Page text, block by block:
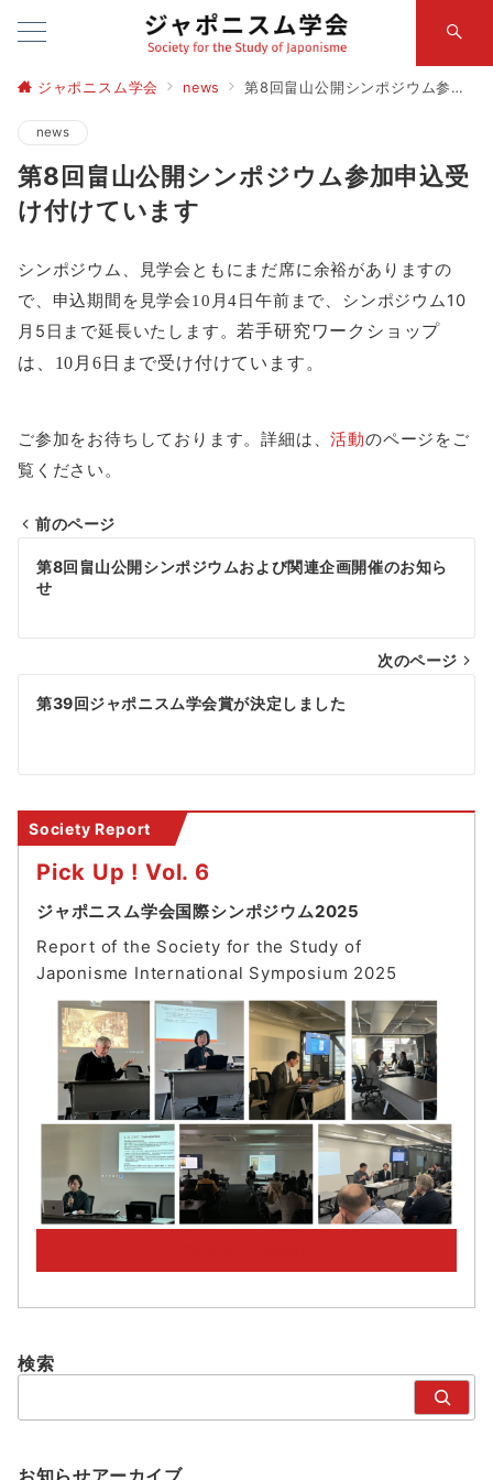
ジャポニスム学会 news 第8回畠山公開シンポジウム参加申込受け付けています
news
第8回畠山公開シンポジウム参加申込受
け付けています
シンポジウム、見学会ともにまだ席に余裕がありますの
で、申込期間を 見学会10 月4 日午前まで、シンポジウム 10
月 5 日まで延長いたします。若手研究ワークショップ
は、10月 6 日まで受け付けています。
ご参加をお待ちしております。詳細は、活動のページをご
覧ください。
投
稿
ビ
ゲ
シ
ョ
ン
前のページ
第8回畠山公開シンポジウムおよび関連企画開催のお知ら
せ
次のページ
第39回ジャポニスム学会賞が決定しました
Society Report
Pick Up ! Vol. 6
ジャポニスム学会国際シンポジウム2025
Report of the Society for the Study of
Japonisme International Symposium 2025
検索
お知らせアーカイブ